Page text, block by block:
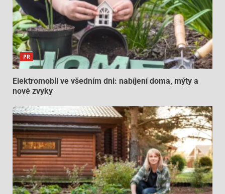
PR
Elektromobil ve všedním dni: nabíjení doma, mýty a
nové zvyky